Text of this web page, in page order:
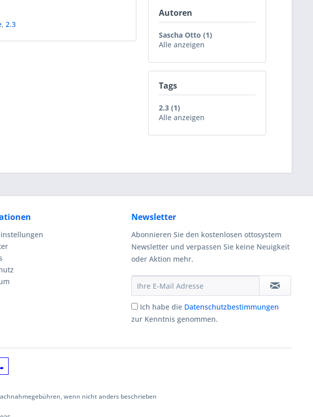
Autoren
Sascha Otto (1)
Alle anzeigen
Tags
2.3 (1)
Alle anzeigen
,2.3
Newsletter
Abonnieren Sie den kostenlosen ottosystem
Newsletter und verpassen Sie keine Neuigkeit
oder Aktion mehr.
Ich habe die Datenschutzbestimmungen
zur Kenntnis genommen.
wenn nicht anders beschrieben